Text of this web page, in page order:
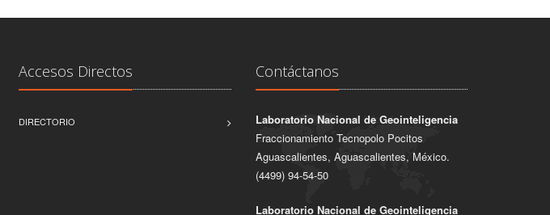
Accesos Directos
DIRECTORIO
Contáctanos
Laboratorio Nacional de Geointeligencia
Fraccionamiento Tecnopolo Pocitos
Aguascalientes, Aguascalientes, México.
(4499) 94-54-50
Laboratorio Nacional de Geointeligencia